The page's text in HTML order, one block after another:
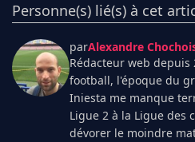
Personne(s) lié(s) à cet
parAlexandre
Rédacteur web depuis
football, l'époque du
Iniesta me manque
Ligue 2 à la Ligue des
dévorer le moindre